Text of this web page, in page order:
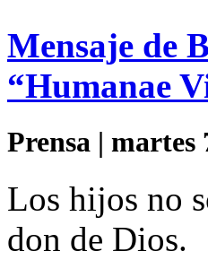
Mensaje de
“Humanae
Prensa | martes
Los hijos no
don de Dios.